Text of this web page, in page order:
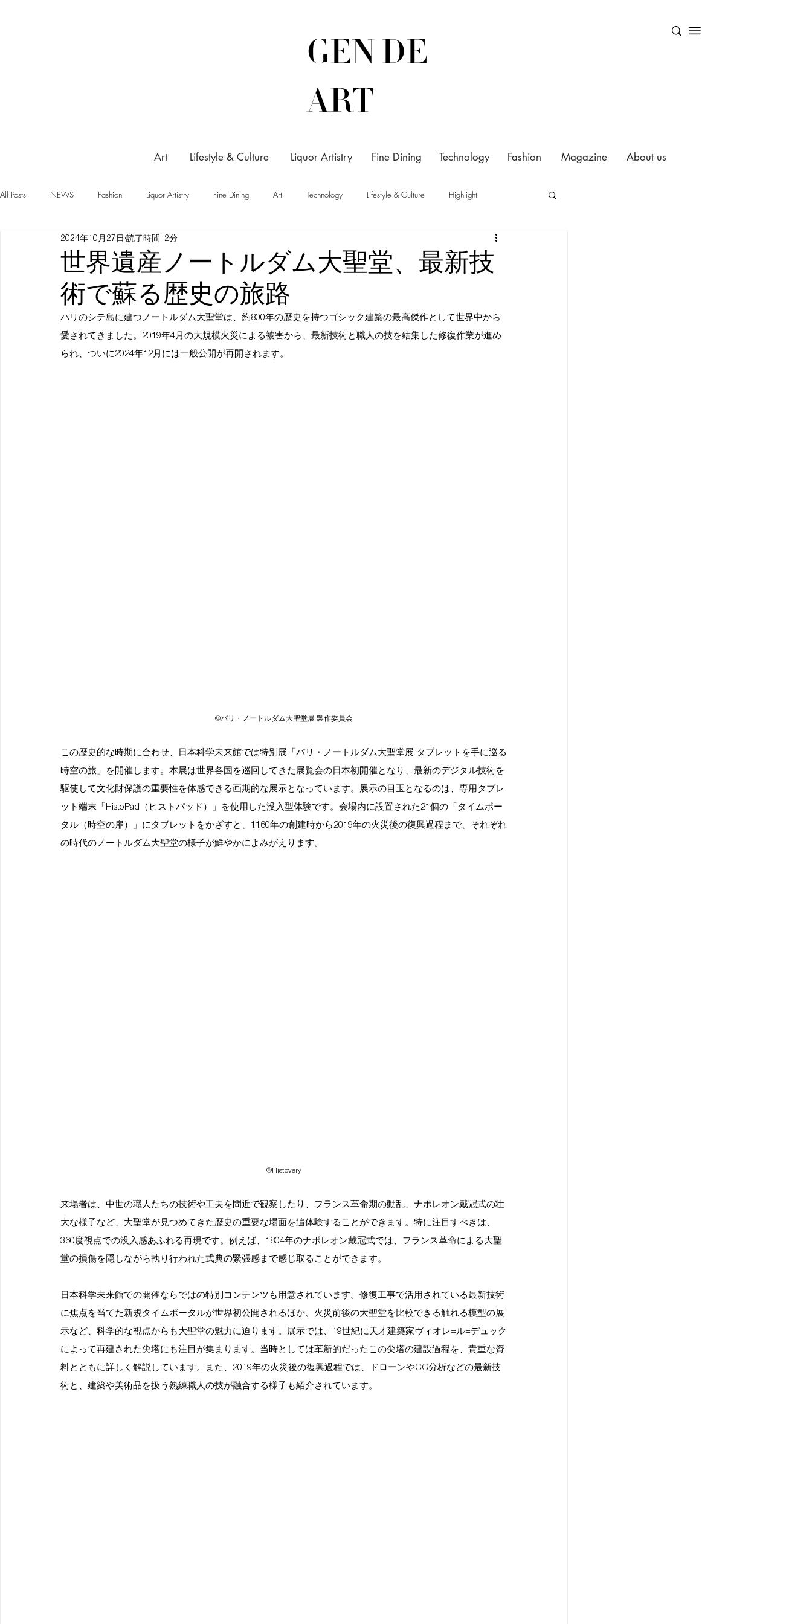
GEN DE
ART
Art Lifestyle & Culture Liquor Artistry Fine Dining Technology Fashion Magazine About us
All Posts NEWS Fashion Liquor Artistry Fine Dining Art Technology Lifestyle & Culture Highlight
世界遺産ノートルダム大聖堂、最新技
術で蘇る歴史の旅路
2024年10月27日 読了時間: 2分
パリのシテ島に建つノートルダム大聖堂は、約800年の歴史を持つゴシック建築の最高傑作として世界中から
愛されてきました。2019年4月の大規模火災による被害から、最新技術と職人の技を結集した修復作業が進め
られ、ついに2024年12月には一般公開が再開されます。
©️パリ・ノートルダム大聖堂展 製作委員会
この歴史的な時期に合わせ、日本科学未来館では特別展「パリ・ノートルダム大聖堂展 タブレットを手に巡る
時空の旅」を開催します。本展は世界各国を巡回してきた展覧会の日本初開催となり、最新のデジタル技術を
駆使して文化財保護の重要性を体感できる画期的な展示となっています。展示の目玉となるのは、専用タブレ
ット端末「HistoPad（ヒストパッド）」を使用した没入型体験です。会場内に設置された21個の「タイムポー
タル（時空の扉）」にタブレットをかざすと、1160年の創建時から2019年の火災後の復興過程まで、それぞれ
の時代のノートルダム大聖堂の様子が鮮やかによみがえります。
©Histovery
来場者は、中世の職人たちの技術や工夫を間近で観察したり、フランス革命期の動乱、ナポレオン戴冠式の壮
大な様子など、大聖堂が見つめてきた歴史の重要な場面を追体験することができます。特に注目すべきは、
360度視点での没入感あふれる再現です。例えば、1804年のナポレオン戴冠式では、フランス革命による大聖
堂の損傷を隠しながら執り行われた式典の緊張感まで感じ取ることができます。
日本科学未来館での開催ならではの特別コンテンツも用意されています。修復工事で活用されている最新技術
に焦点を当てた新規タイムポータルが世界初公開されるほか、火災前後の大聖堂を比較できる触れる模型の展
示など、科学的な視点からも大聖堂の魅力に迫ります。展示では、19世紀に天才建築家ヴィオレ=ル=デュック
によって再建された尖塔にも注目が集まります。当時としては革新的だったこの尖塔の建設過程を、貴重な資
料とともに詳しく解説しています。また、2019年の火災後の復興過程では、ドローンやCG分析などの最新技
術と、建築や美術品を扱う熟練職人の技が融合する様子も紹介されています。